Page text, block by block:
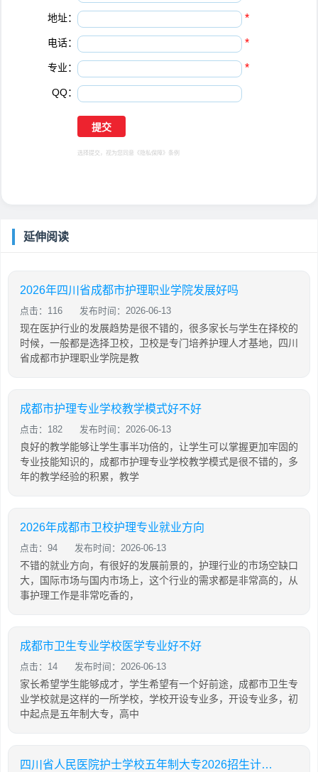
地址： *
电话： *
专业： *
QQ：
选择提交，视为您同意 《隐私保障》 条例
延伸阅读
2026年四川省成都市护理职业学院发展好吗
点击：116 发布时间：2026-06-13
现在医护行业的发展趋势是很不错的，很多家长与学生在择校的
时候，一般都是选择卫校，卫校是专门培养护理人才基地，四川
省成都市护理职业学院是教
成都市护理专业学校教学模式好不好
点击：182 发布时间：2026-06-13
良好的教学能够让学生事半功倍的，让学生可以掌握更加牢固的
专业技能知识的，成都市护理专业学校教学模式是很不错的，多
年的教学经验的积累，教学
2026年成都市卫校护理专业就业方向
点击：94 发布时间：2026-06-13
不错的就业方向，有很好的发展前景的，护理行业的市场空缺口
大，国际市场与国内市场上，这个行业的需求都是非常高的，从
事护理工作是非常吃香的，
成都市卫生专业学校医学专业好不好
点击：14 发布时间：2026-06-13
家长希望学生能够成才，学生希望有一个好前途，成都市卫生专
业学校就是这样的一所学校，学校开设专业多，开设专业多，初
中起点是五年制大专，高中
四川省人民医院护士学校五年制大专2026招生计划「2026年更新」